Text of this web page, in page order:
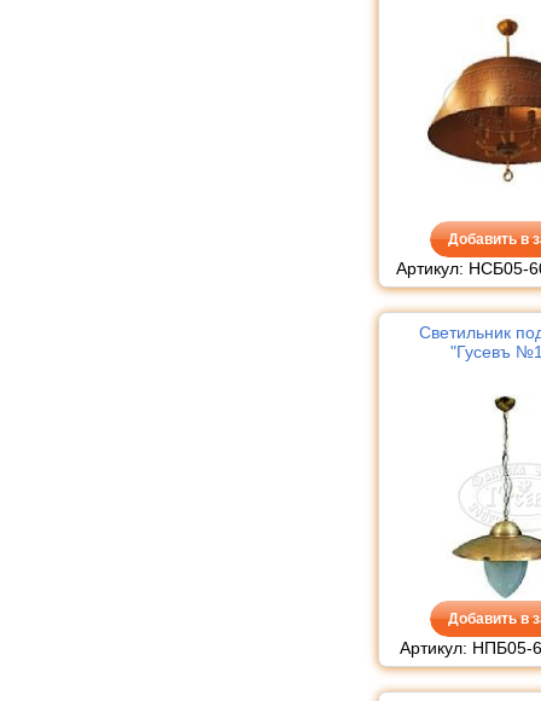
Добавить в
Артикул: НСБ05-
Светильник
"Гусевъ
Добавить в
Артикул: НПБ05-